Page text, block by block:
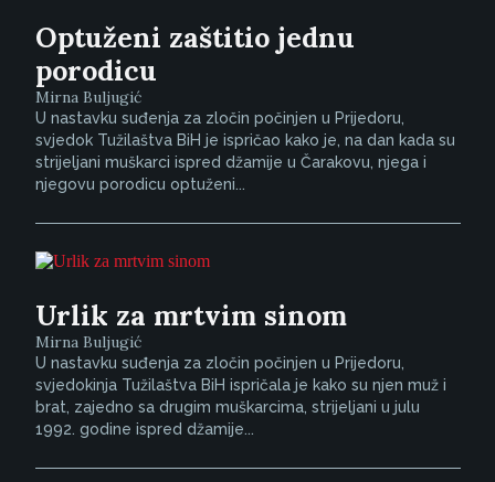
Optuženi zaštitio jednu
porodicu
Mirna Buljugić
U nastavku suđenja za zločin počinjen u Prijedoru,
svjedok Tužilaštva BiH je ispričao kako je, na dan kada su
strijeljani muškarci ispred džamije u Čarakovu, njega i
njegovu porodicu optuženi...
Urlik za mrtvim sinom
Mirna Buljugić
U nastavku suđenja za zločin počinjen u Prijedoru,
svjedokinja Tužilaštva BiH ispričala je kako su njen muž i
brat, zajedno sa drugim muškarcima, strijeljani u julu
1992. godine ispred džamije...